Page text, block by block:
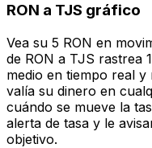
RON a TJS gráfico
Vea su 5 RON en
de RON a TJS rastrea
medio en tiempo real
valía su dinero en
cuándo se mueve la
alerta de tasa y le
objetivo.